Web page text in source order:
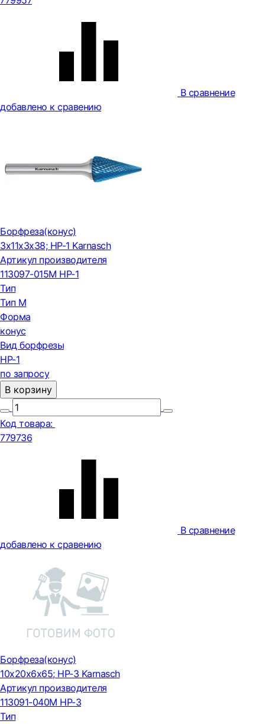
В сравнение
добавлено к сравению
Борфреза(конус)
3x11x3x38; HP-1 Karnasch
Артикул производителя
113097-015М HP-1
Тип
Тип М
Форма
конус
Вид борфрезы
HP-1
по запросу
В корзину
Код товара:
779736
В сравнение
добавлено к сравению
Борфреза(конус)
10x20x6x65; HP-3 Karnasch
Артикул производителя
113091-040М HP-3
Тип